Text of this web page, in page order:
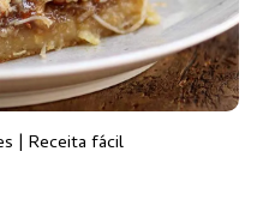
| Receita fácil